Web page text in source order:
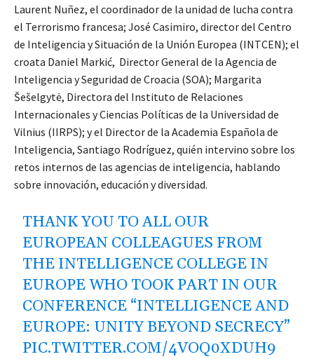
Laurent Nuñez, el coordinador de la unidad de lucha contra
el Terrorismo francesa; José Casimiro, director del Centro
de Inteligencia y Situación de la Unión Europea (INTCEN); el
croata Daniel Markić, Director General de la Agencia de
Inteligencia y Seguridad de Croacia (SOA); Margarita
Šešelgytė, Directora del Instituto de Relaciones
Internacionales y Ciencias Políticas de la Universidad de
Vilnius (IIRPS); y el Director de la Academia Española de
Inteligencia, Santiago Rodríguez, quién intervino sobre los
retos internos de las agencias de inteligencia, hablando
sobre innovación, educación y diversidad.
THANK YOU TO ALL OUR
EUROPEAN COLLEAGUES FROM
THE INTELLIGENCE COLLEGE IN
EUROPE WHO TOOK PART IN OUR
CONFERENCE “INTELLIGENCE AND
EUROPE: UNITY BEYOND SECRECY”
PIC.TWITTER.COM/4VOQ0XDUH9